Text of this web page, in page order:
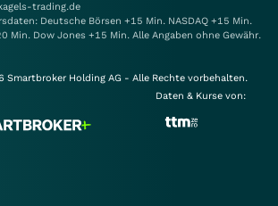
trading.de
Deutsche Börsen +15 Min. NASDAQ +15 Min.
Min. Dow Jones +15 Min. Alle Angaben ohne Gewähr.
Holding AG - Alle Rechte vorbehalten.
Daten & Kurse von: